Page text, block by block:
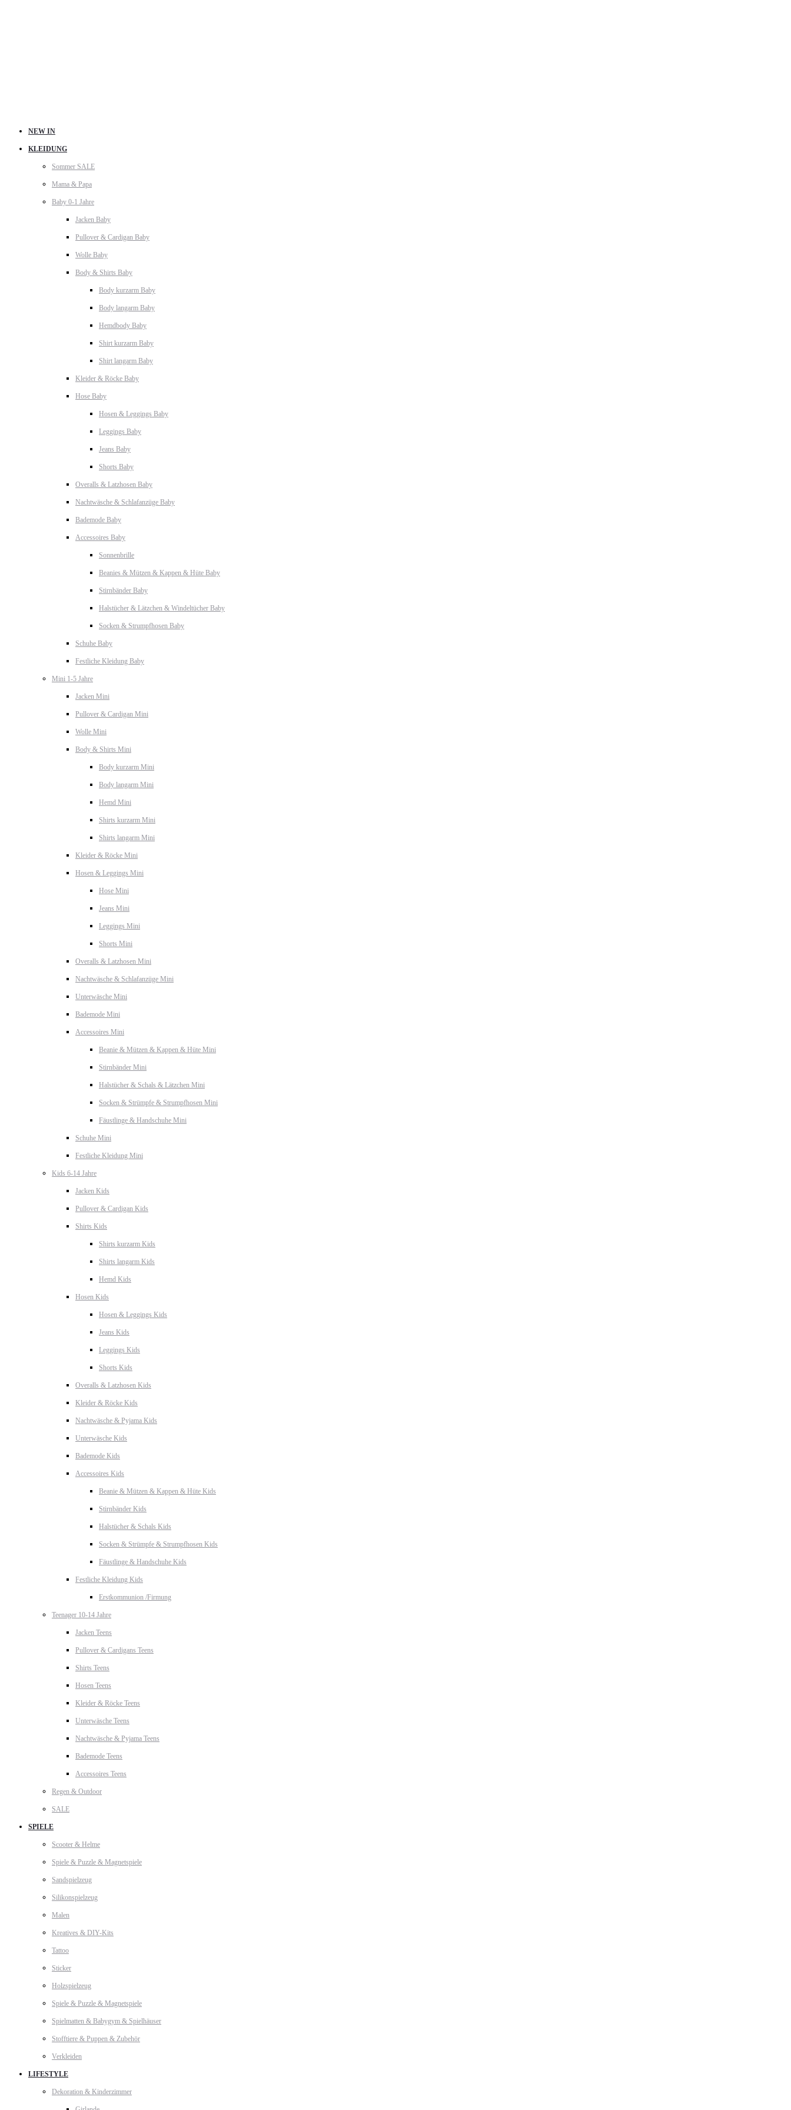
NEW IN
KLEIDUNG
Sommer SALE
Mama & Papa
Baby 0-1 Jahre
Jacken Baby
Pullover & Cardigan Baby
Wolle Baby
Body & Shirts Baby
Body kurzarm Baby
Body langarm Baby
Hemdbody Baby
Shirt kurzarm Baby
Shirt langarm Baby
Kleider & Röcke Baby
Hose Baby
Hosen & Leggings Baby
Leggings Baby
Jeans Baby
Shorts Baby
Overalls & Latzhosen Baby
Nachtwäsche & Schlafanzüge Baby
Bademode Baby
Accessoires Baby
Sonnenbrille
Beanies & Mützen & Kappen & Hüte Baby
Stirnbänder Baby
Halstücher & Lätzchen & Windeltücher Baby
Socken & Strumpfhosen Baby
Schuhe Baby
Festliche Kleidung Baby
Mini 1-5 Jahre
Jacken Mini
Pullover & Cardigan Mini
Wolle Mini
Body & Shirts Mini
Body kurzarm Mini
Body langarm Mini
Hemd Mini
Shirts kurzarm Mini
Shirts langarm Mini
Kleider & Röcke Mini
Hosen & Leggings Mini
Hose Mini
Jeans Mini
Leggings Mini
Shorts Mini
Overalls & Latzhosen Mini
Nachtwäsche & Schlafanzüge Mini
Unterwäsche Mini
Bademode Mini
Accessoires Mini
Beanie & Mützen & Kappen & Hüte Mini
Stirnbänder Mini
Halstücher & Schals & Lätzchen Mini
Socken & Strümpfe & Strumpfhosen Mini
Fäustlinge & Handschuhe Mini
Schuhe Mini
Festliche Kleidung Mini
Kids 6-14 Jahre
Jacken Kids
Pullover & Cardigan Kids
Shirts Kids
Shirts kurzarm Kids
Shirts langarm Kids
Hemd Kids
Hosen Kids
Hosen & Leggings Kids
Jeans Kids
Leggings Kids
Shorts Kids
Overalls & Latzhosen Kids
Kleider & Röcke Kids
Nachtwäsche & Pyjama Kids
Unterwäsche Kids
Bademode Kids
Accessoires Kids
Beanie & Mützen & Kappen & Hüte Kids
Stirnbänder Kids
Halstücher & Schals Kids
Socken & Strümpfe & Strumpfhosen Kids
Fäustlinge & Handschuhe Kids
Festliche Kleidung Kids
Erstkommunion /Firmung
Teenager 10-14 Jahre
Jacken Teens
Pullover & Cardigans Teens
Shirts Teens
Hosen Teens
Kleider & Röcke Teens
Unterwäsche Teens
Nachtwäsche & Pyjama Teens
Bademode Teens
Accessoires Teens
Regen & Outdoor
SALE
SPIELE
Scooter & Helme
Spiele & Puzzle & Magnetspiele
Sandspielzeug
Silikonspielzeug
Malen
Kreatives & DIY-Kits
Tattoo
Sticker
Holzspielzeug
Spiele & Puzzle & Magnetspiele
Spielmatten & Babygym & Spielhäuser
Stofftiere & Puppen & Zubehör
Verkleiden
LIFESTYLE
Dekoration & Kinderzimmer